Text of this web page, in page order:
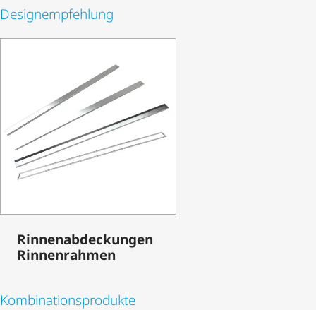
Desi­gn­emp­feh­lung
Rinnen­ab­de­ckungen
Rinnenrahmen
Kombi­na­ti­ons­pro­dukte